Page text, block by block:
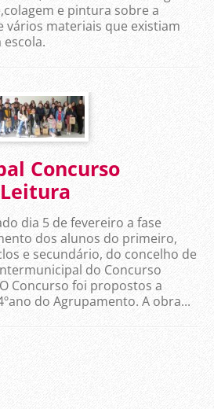
e pintura sobre a
vários materiais que existiam
escola.
Concurso
dia 5 de fevereiro a fase
dos alunos do primeiro,
e secundário, do concelho de
do Concurso
Concurso foi propostos a
do Agrupamento. A obra...